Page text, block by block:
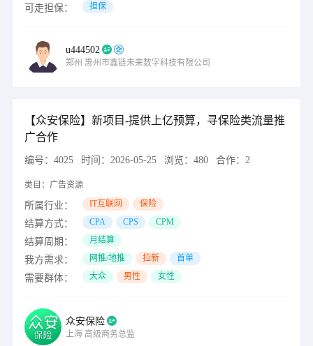
可走担保： 担保
u444502
郑州 惠州市鑫链未来数字科技有限公司
【众安保险】新项目-提供上亿预算，寻保险类流量推
广合作
编号： 4025 时间： 2026-05-25 浏览： 480 合作： 2
类目： 广告资源
所属行业： IT互联网 保险
结算方式： CPA CPS CPM
结算周期： 月结算
我方需求： 网推/地推 拉新 首单
需要群体： 大众 男性 女性
众安保险
上海 高级商务总监